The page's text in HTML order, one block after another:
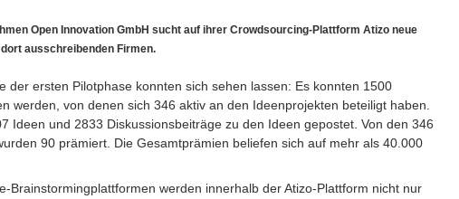
Open Innovation GmbH sucht auf ihrer Crowdsourcing-Plattform Atizo neue
ausschreibenden Firmen.
der ersten Pilotphase konnten sich sehen lassen: Es konnten 1500
werden, von denen sich 346 aktiv an den Ideenprojekten beteiligt haben.
Ideen und 2833 Diskussionsbeiträge zu den Ideen gepostet. Von den 346
90 prämiert. Die Gesamtprämien beliefen sich auf mehr als 40.000
Brainstormingplattformen werden innerhalb der Atizo-Plattform nicht nur